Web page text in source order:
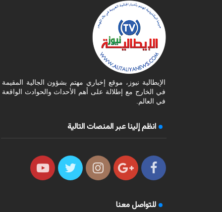
الإيطالية نيوز، موقع إخباري مهتم بشؤون الجالية المقيمة
في الخارج مع إطلالة على أهم الأحداث والحوادث الواقعة
في العالم.
انظم إلينا عبر المنصات التالية
للتواصل معنا